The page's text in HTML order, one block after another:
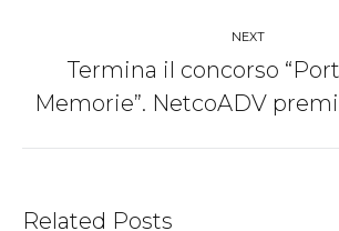
NEXT
Next
post:
Termina il concorso
Memorie”. NetcoADV
Related Posts